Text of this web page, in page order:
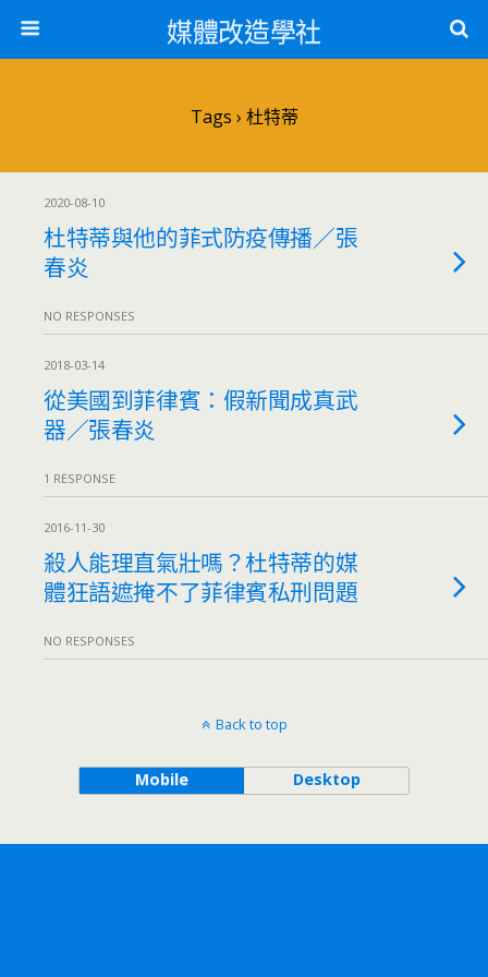
媒體改造學社
Tags › 杜特蒂
2020-08-10
杜特蒂與他的菲式防疫傳播／張
春炎
NO RESPONSES
2018-03-14
從美國到菲律賓：假新聞成真武
器／張春炎
1 RESPONSE
2016-11-30
殺人能理直氣壯嗎？杜特蒂的媒
體狂語遮掩不了菲律賓私刑問題
NO RESPONSES
Back to top
Mobile Desktop